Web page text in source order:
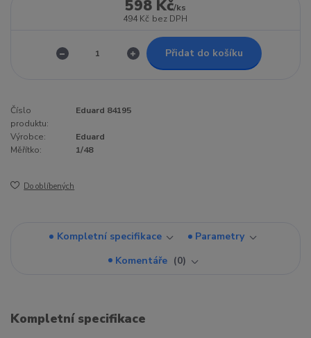
598 Kč/ks
494 Kč bez DPH
Přidat do košíku
Číslo
produktu:
Eduard 84195
Výrobce:
Eduard
Měřítko:
1/48
Do oblíbených
Kompletní specifikace
Parametry
Komentáře
0
Kompletní specifikace